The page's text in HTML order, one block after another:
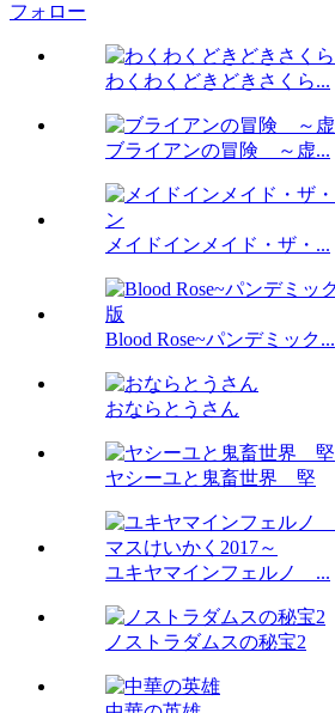
フォロー
わくわくどきどきさくら...
ブライアンの冒険 ～虚...
メイドインメイド・ザ・...
Blood Rose~パンデミック...
おならとうさん
ヤシーユと鬼畜世界 堅
ユキヤマインフェルノ ...
ノストラダムスの秘宝2